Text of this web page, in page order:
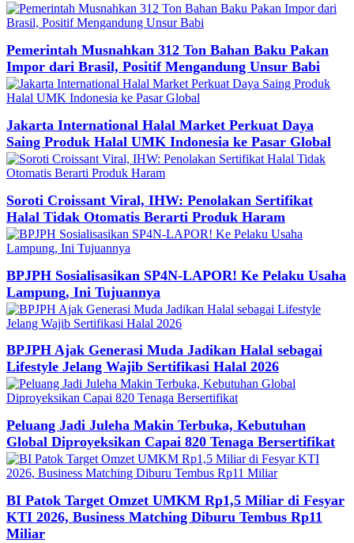
Pemerintah Musnahkan 312 Ton Bahan Baku Pakan
Impor dari Brasil, Positif Mengandung Unsur Babi
Jakarta International Halal Market Perkuat Daya
Saing Produk Halal UMK Indonesia ke Pasar Global
Soroti Croissant Viral, IHW: Penolakan Sertifikat
Halal Tidak Otomatis Berarti Produk Haram
BPJPH Sosialisasikan SP4N-LAPOR! Ke Pelaku Usaha
Lampung, Ini Tujuannya
BPJPH Ajak Generasi Muda Jadikan Halal sebagai
Lifestyle Jelang Wajib Sertifikasi Halal 2026
Peluang Jadi Juleha Makin Terbuka, Kebutuhan
Global Diproyeksikan Capai 820 Tenaga Bersertifikat
BI Patok Target Omzet UMKM Rp1,5 Miliar di Fesyar
KTI 2026, Business Matching Diburu Tembus Rp11
Miliar